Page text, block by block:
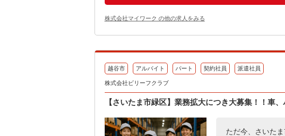
株式会社マイワーク の他の求人をみる
越谷市 アルバイト パート 契約社員 派遣社員
株式会社ビリーフクラブ
【さいたま市緑区】業務拡大につき大募集！！車
ただ今、さいた